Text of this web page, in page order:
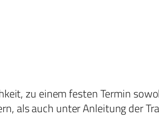
zu einem festen Termin
als auch unter Anleitung der